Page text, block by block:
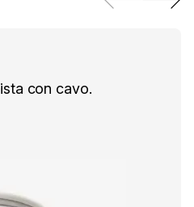
con cavo.